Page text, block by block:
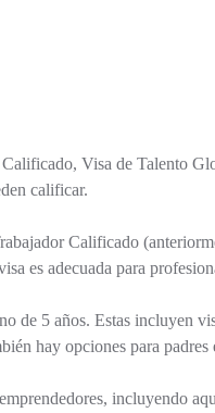
Visa de Talento
calificar.
Calificado
es adecuada para
de 5 años. Estas incluyen
hay opciones para
incluyendo